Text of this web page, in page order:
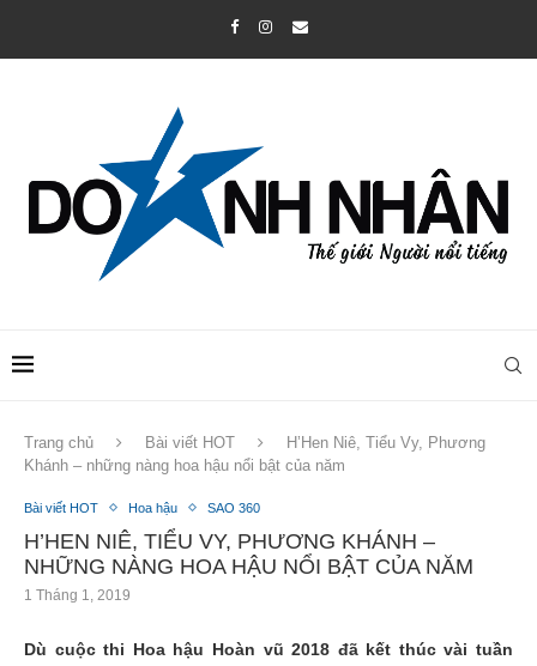
Trang chủ Bài viết HOT
H’Hen Niê, Tiểu Vy, Phương
Khánh – những nàng hoa hậu nổi bật của năm
Bài viết HOT Hoa hậu SAO 360
H’HEN NIÊ, TIỂU VY, PHƯƠNG KHÁNH –
NHỮNG NÀNG HOA HẬU NỔI BẬT CỦA NĂM
1 Tháng 1, 2019
Dù cuộc thi Hoa hậu Hoàn vũ 2018 đã kết thúc vài tuần